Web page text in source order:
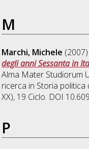
M
Marchi, Michele
degli anni Sessanta in
Alma Mater Studiorum
ricerca in Storia politica
XX), 19 Ciclo. DOI
P